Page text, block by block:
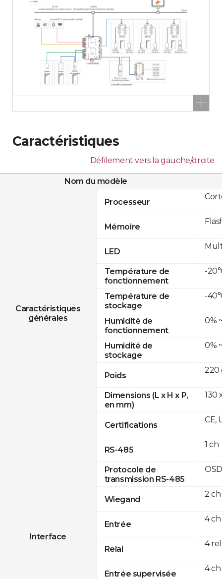
Caractéristiques
Défilement vers la gauche/droite
Nom du modèle
Caractéristiques
générales
Processeur
Mémoire
LED
Température de
fonctionnement
Température de
stockage
Humidité de
fonctionnement
Humidité de
stockage
Poids
Dimensions (L x H x P,
en mm)
Certifications
Interface
RS-485
Protocole de
transmission RS-485
Wiegand
Entrée
Relai
Entrée supervisée
-
-
0%
0%
220
130
CE,
1 ch
2
4 ch
4
4 ch